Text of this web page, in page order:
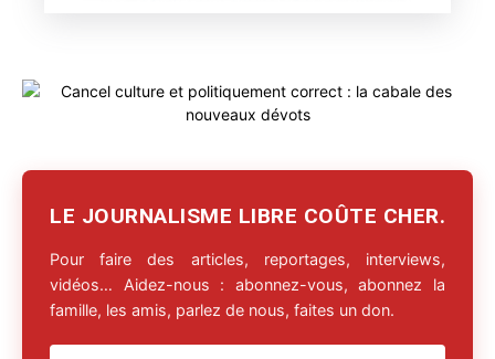
LE JOURNALISME LIBRE COÛTE CHER.
Pour faire des articles, reportages, interviews,
vidéos… Aidez-nous : abonnez-vous, abonnez la
famille, les amis, parlez de nous, faites un don.